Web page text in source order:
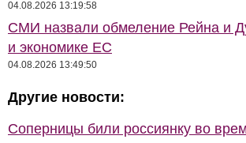
04.08.2026 13:19:58
СМИ назвали обмеление Рейна и
и экономике ЕС
04.08.2026 13:49:50
Другие новости:
Соперницы били россиянку во